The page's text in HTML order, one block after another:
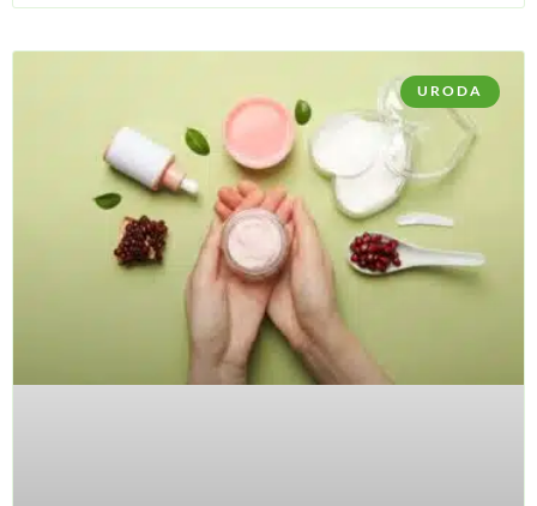
URODA